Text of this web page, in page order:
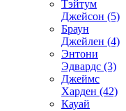
Тэйтум
Джейсон (5)
Браун
Джейлен (4)
Энтони
Эдвардс (3)
Джеймс
Харден (42)
Кауай